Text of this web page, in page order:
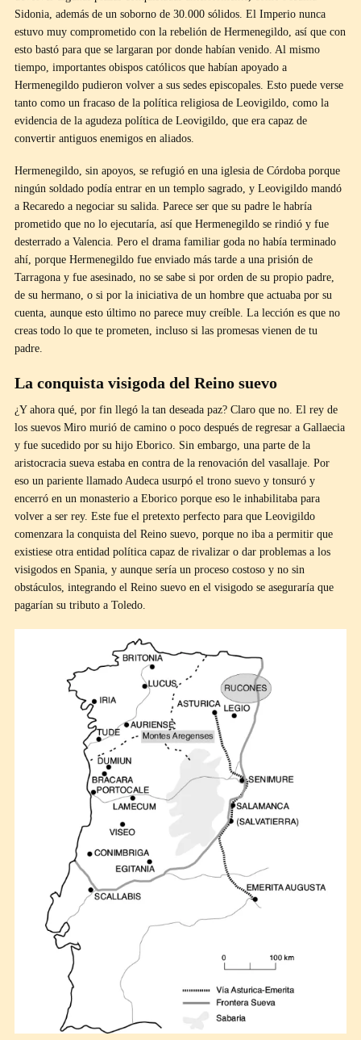
Sidonia, además de un soborno de 30.000 sólidos. El Imperio nunca
estuvo muy comprometido con la rebelión de Hermenegildo, así que con
esto bastó para que se largaran por donde habían venido. Al mismo
tiempo, importantes obispos católicos que habían apoyado a
Hermenegildo pudieron volver a sus sedes episcopales. Esto puede verse
tanto como un fracaso de la política religiosa de Leovigildo, como la
evidencia de la agudeza política de Leovigildo, que era capaz de
convertir antiguos enemigos en aliados.
Hermenegildo, sin apoyos, se refugió en una iglesia de Córdoba porque
ningún soldado podía entrar en un templo sagrado, y Leovigildo mandó
a Recaredo a negociar su salida. Parece ser que su padre le habría
prometido que no lo ejecutaría, así que Hermenegildo se rindió y fue
desterrado a Valencia. Pero el drama familiar goda no había terminado
ahí, porque Hermenegildo fue enviado más tarde a una prisión de
Tarragona y fue asesinado, no se sabe si por orden de su propio padre,
de su hermano, o si por la iniciativa de un hombre que actuaba por su
cuenta, aunque esto último no parece muy creíble. La lección es que no
creas todo lo que te prometen, incluso si las promesas vienen de tu
padre.
La conquista visigoda del Reino suevo
¿Y ahora qué, por fin llegó la tan deseada paz? Claro que no. El rey de
los suevos Miro murió de camino o poco después de regresar a Gallaecia
y fue sucedido por su hijo Eborico. Sin embargo, una parte de la
aristocracia sueva estaba en contra de la renovación del vasallaje. Por
eso un pariente llamado Audeca usurpó el trono suevo y tonsuró y
encerró en un monasterio a Eborico porque eso le inhabilitaba para
volver a ser rey. Este fue el pretexto perfecto para que Leovigildo
comenzara la conquista del Reino suevo, porque no iba a permitir que
existiese otra entidad política capaz de rivalizar o dar problemas a los
visigodos en Spania, y aunque sería un proceso costoso y no sin
obstáculos, integrando el Reino suevo en el visigodo se aseguraría que
pagarían su tributo a Toledo.